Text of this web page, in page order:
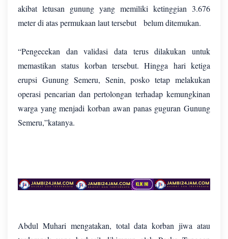
akibat letusan gunung yang memiliki ketinggian 3.676
meter di atas permukaan laut tersebut belum ditemukan.
“Pengecekan dan validasi data terus dilakukan untuk
memastikan status korban tersebut. Hingga hari ketiga
erupsi Gunung Semeru, Senin, posko tetap melakukan
operasi pencarian dan pertolongan terhadap kemungkinan
warga yang menjadi korban awan panas guguran Gunung
Semeru,”katanya.
Abdul Muhari mengatakan, total data korban jiwa atau